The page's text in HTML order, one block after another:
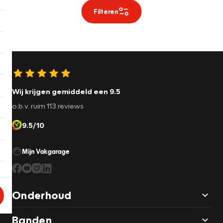
Filteren
Wij krijgen gemiddeld een 9.5
o.b.v. ruim 113 reviews
9.5/10
Mijn Vakgarage
Onderhoud
Banden